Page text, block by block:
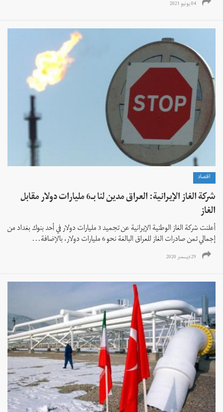
04 يونيو 2021
اقتصاد
شركة الغاز الإيرانية: العراق مدين لنا بـ6 مليارات دولار مقابل
الغاز
أعلنت شركة الغاز الوطنية الإيرانية عن تجميد 3 مليارات دولار في أحد بنوك بغداد من
إجمالي ثمن صادرات الغاز للعراق البالغة نحو 6 مليارات دولار، بالإضافة...
29 ديسمبر 2020